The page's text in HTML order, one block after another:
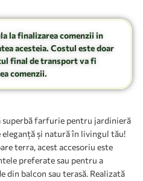
la finalizarea comenzii in
acesteia. Costul este doar
final de transport va fi
comenzii.
superbă farfurie pentru jardinieră
eleganță și natură în livingul tău!
terra, acest accesoriu este
preferate sau pentru a
din balcon sau terasă. Realizată